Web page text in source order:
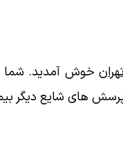
خوش آمدید. شما
های شایع دیگر